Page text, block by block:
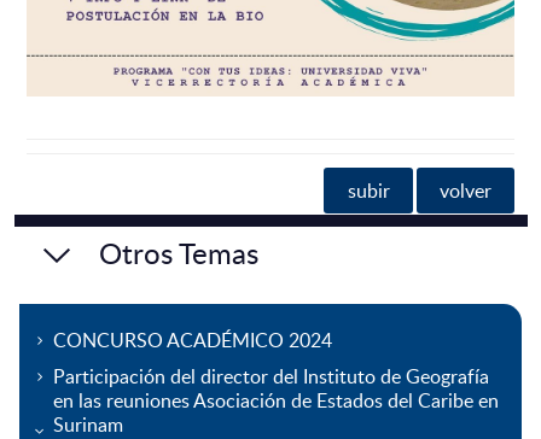
subir volver
Otros Temas
CONCURSO ACADÉMICO 2024
Participación del director del Instituto de Geografía
en las reuniones Asociación de Estados del Caribe en
Surinam